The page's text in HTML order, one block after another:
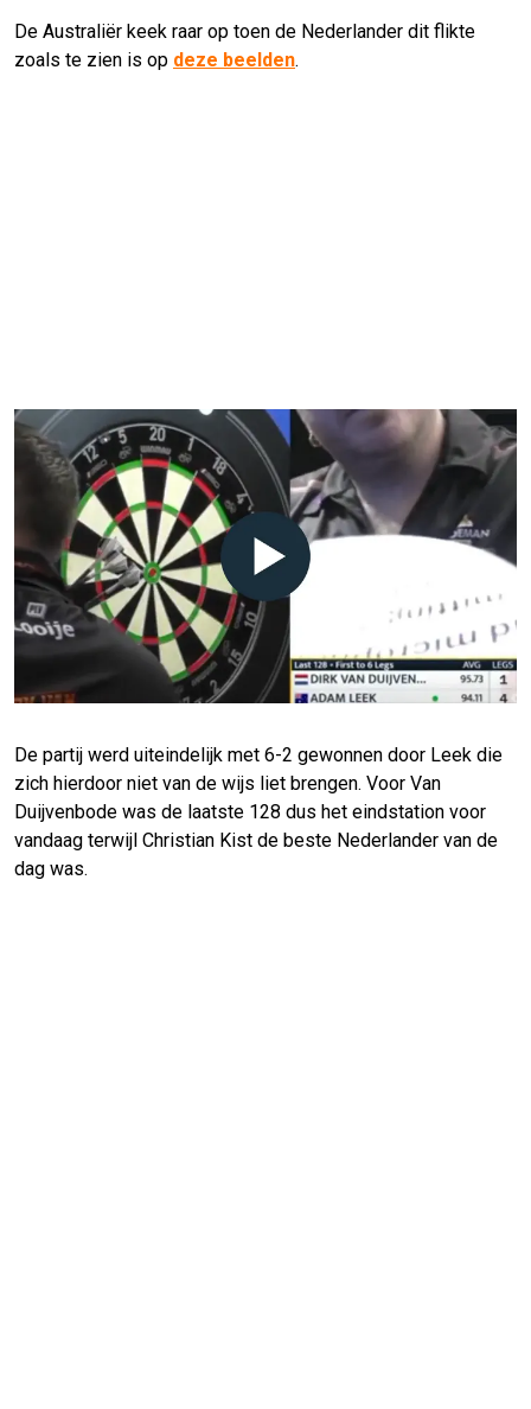
De Australiër keek raar op toen de Nederlander dit flikte
zoals te zien is op deze beelden.
De partij werd uiteindelijk met 6-2 gewonnen door Leek die
zich hierdoor niet van de wijs liet brengen. Voor Van
Duijvenbode was de laatste 128 dus het eindstation voor
vandaag terwijl Christian Kist de beste Nederlander van de
dag was.